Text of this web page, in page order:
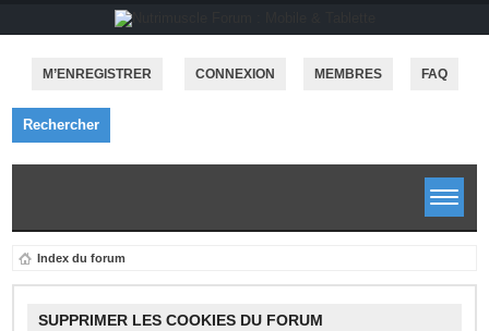
M’ENREGISTRER CONNEXION MEMBRES FAQ
Rechercher
Index du forum
SUPPRIMER LES COOKIES DU FORUM